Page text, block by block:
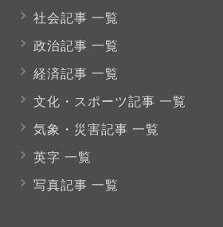
社会記事 一覧
政治記事 一覧
経済記事 一覧
文化・スポーツ記事 一覧
気象・災害記事 一覧
英字 一覧
写真記事 一覧